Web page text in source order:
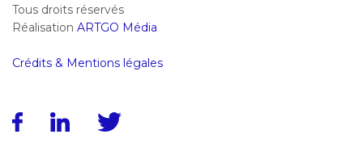
Tous droits réservés
Réalisation ARTGO Média
Crédits & Mentions légales